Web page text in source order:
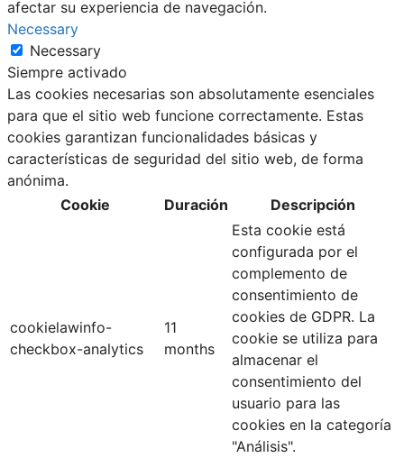
afectar su experiencia de navegación.
Necessary
Necessary
Siempre activado
Las cookies necesarias son absolutamente esenciales
para que el sitio web funcione correctamente. Estas
cookies garantizan funcionalidades básicas y
características de seguridad del sitio web, de forma
anónima.
Cookie
Duración Descripción
cookielawinfo-
checkbox-analytics
11
months
Esta cookie está
configurada por el
complemento de
consentimiento de
cookies de GDPR. La
cookie se utiliza para
almacenar el
consentimiento del
usuario para las
cookies en la categoría
"Análisis".